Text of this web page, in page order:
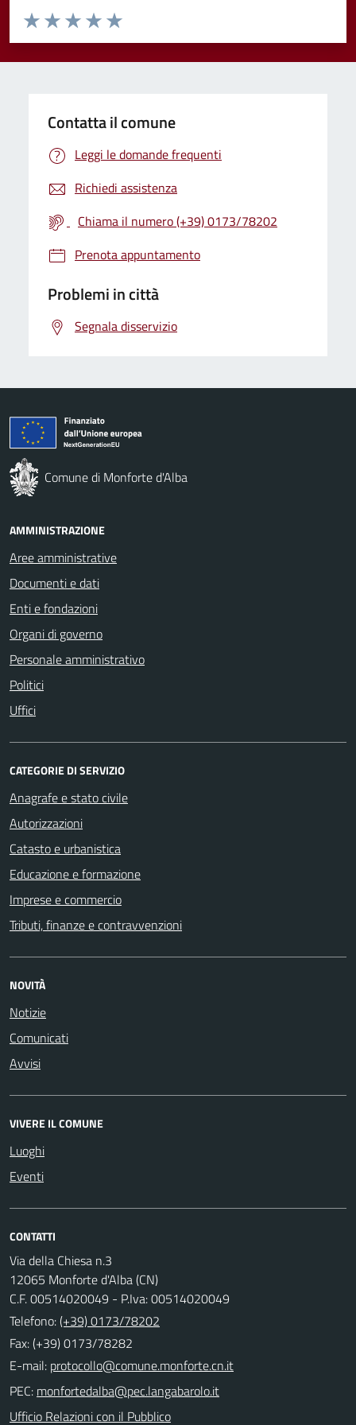
Valuta da 1 a 5 stelle la pagina
Valuta 5 stelle su 5
Valuta 4 stelle su 5
Valuta 3 stelle su 5
Valuta 2 stelle su 5
Valuta 1 stelle su 5
Contatta il comune
Leggi le domande frequenti
Richiedi assistenza
Chiama il numero (+39) 0173/78202
Prenota appuntamento
Problemi in città
Segnala disservizio
Comune di Monforte d'Alba
AMMINISTRAZIONE
Aree amministrative
Documenti e dati
Enti e fondazioni
Organi di governo
Personale amministrativo
Politici
Uffici
CATEGORIE DI SERVIZIO
Anagrafe e stato civile
Autorizzazioni
Catasto e urbanistica
Educazione e formazione
Imprese e commercio
Tributi, finanze e contravvenzioni
NOVITÀ
Notizie
Comunicati
Avvisi
VIVERE IL COMUNE
Luoghi
Eventi
CONTATTI
Via della Chiesa n.3
12065 Monforte d'Alba (CN)
C.F. 00514020049 - P.Iva: 00514020049
Telefono:(+39) 0173/78202
Fax: (+39) 0173/78282
E-mail:
PEC:
Ufficio Relazioni con il Pubblico